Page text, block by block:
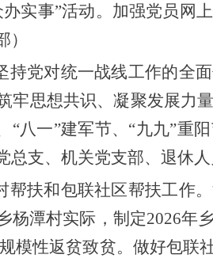
实事”活动。 加强党员网
持党对统一战线工作的全
牢思想共识、凝聚发展力
“八一”建军节、“九九”重
总支、机关党支部、退休人
帮扶和包联社区帮扶工作
杨潭村实际 ，制定2026年
模性返贫致贫。 做好包联